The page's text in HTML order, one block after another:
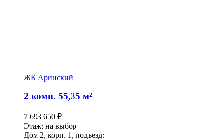
ЖК Аринский
2 комн. 55,35 м²
7 693 650 ₽
Этаж: на выбор
Дом 2, корп. 1, подъезд: